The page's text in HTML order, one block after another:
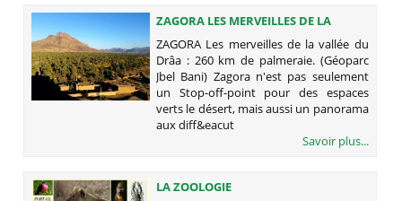
ZAGORA LES MERVEILLES DE LA
VALLÉE DU DRÂA : 260 KM DE
PALMERAIE. (GÉOPARC JBEL BANI)
ZAGORA Les merveilles de la vallée du
Drâa : 260 km de palmeraie. (Géoparc
Jbel Bani) Zagora n'est pas seulement
un Stop-off-point pour des espaces
verts le désert, mais aussi un panorama
aux diff&eacut
Savoir plus...
LA ZOOLOGIE